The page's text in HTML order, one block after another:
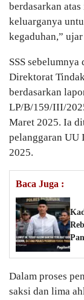
berdasarkan
keluarganya
kegaduhan,”
SSS
Direktorat
berdasarkan
LP/B/159/III/
Maret 2025. Ia
pelanggaran UU
2025.
Baca Juga :
Dalam proses
saksi dan lima